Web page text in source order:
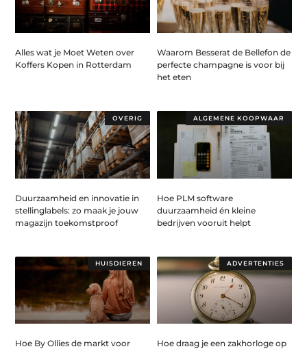
Alles wat je Moet Weten over
Koffers Kopen in Rotterdam
Waarom Besserat de Bellefon de
perfecte champagne is voor bij
het eten
OVERIG
Duurzaamheid en innovatie in
stellinglabels: zo maak je jouw
magazijn toekomstproof
ALGEMENE KOOPWAAR
Hoe PLM software
duurzaamheid én kleine
bedrijven vooruit helpt
HUISDIEREN
Hoe By Ollies de markt voor
ADVERTENTIES
Hoe draag je een zakhorloge op